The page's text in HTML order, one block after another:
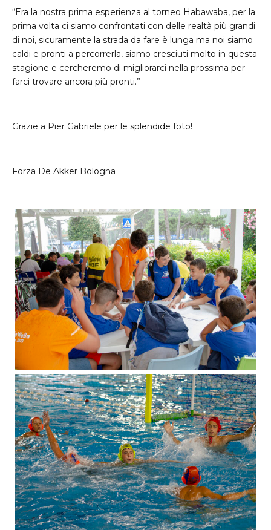
“Era la nostra prima esperienza al torneo Habawaba, per la
prima volta ci siamo confrontati con delle realtà più grandi
di noi, sicuramente la strada da fare è lunga ma noi siamo
caldi e pronti a percorrerla, siamo cresciuti molto in questa
stagione e cercheremo di migliorarci nella prossima per
farci trovare ancora più pronti.”
Grazie a Pier Gabriele per le splendide foto!
Forza De Akker Bologna